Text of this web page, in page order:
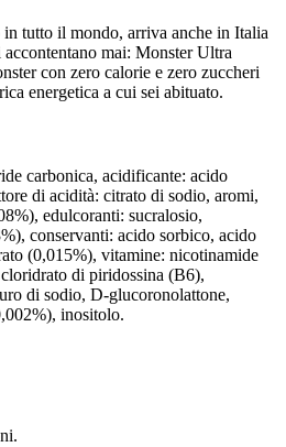
in tutto il mondo, arriva anche in Italia
mai: Monster Ultra
con zero calorie e zero zuccheri
energetica a cui sei abituato.
carbonica, acidificante: acido
di acidità: citrato di sodio, aromi,
edulcoranti: sucralosio,
conservanti: acido sorbico, acido
(0,015%), vitamine: nicotinamide
di piridossina (B6),
di sodio, D-glucoronolattone,
inositolo.